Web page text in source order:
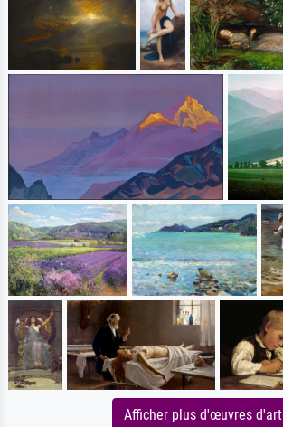
Afficher plus d'œuvres d'art